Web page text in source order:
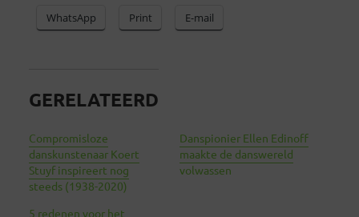
WhatsApp Print E-mail
GERELATEERD
Compromisloze
danskunstenaar Koert
Stuyf inspireert nog
steeds (1938-2020)
Danspionier Ellen Edinoff
maakte de danswereld
volwassen
5 redenen voor het